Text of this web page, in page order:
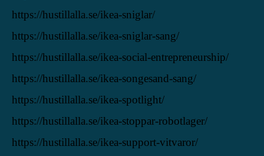
https://hustillalla.se/ikea-sniglar/
https://hustillalla.se/ikea-sniglar-sang/
https://hustillalla.se/ikea-social-entrepreneurship/
https://hustillalla.se/ikea-songesand-sang/
https://hustillalla.se/ikea-spotlight/
https://hustillalla.se/ikea-stoppar-robotlager/
https://hustillalla.se/ikea-support-vitvaror/